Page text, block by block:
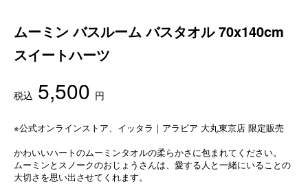
ムーミン バスルーム バスタオル 70x140cm
スイートハーツ
税込 5,500 円
※公式オンラインストア、イッタラ｜アラビア 大丸東京店 限定販売
かわいいハートのムーミンタオルの柔らかさに包まれてください。
ムーミンとスノークのおじょうさんは、愛する人と一緒にいることの
大切さを思い出させてくれます。